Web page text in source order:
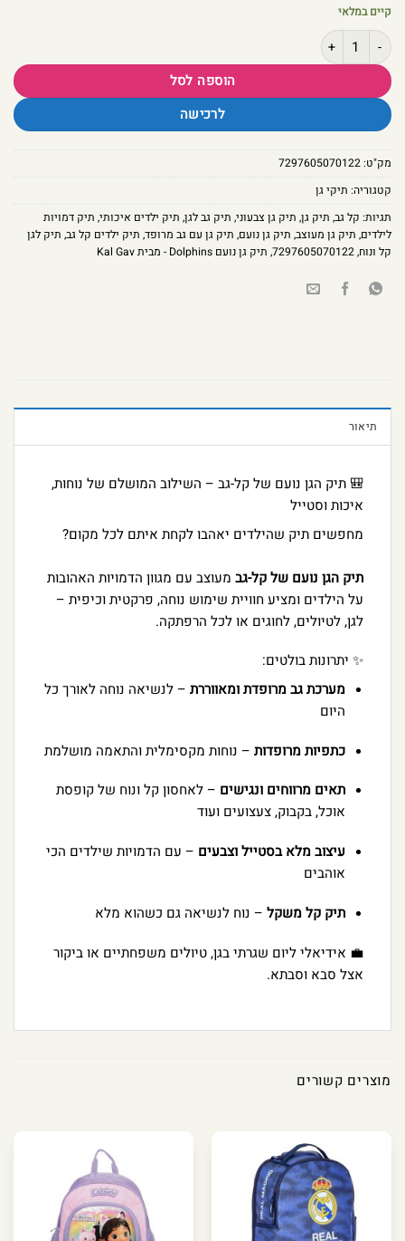
קיים במלאי
כמות של תיק גן נועם Dolphins - מבית Kal Gav
הוספה לסל
לרכישה
מק"ט:7297605070122
קטגוריה: תיקי גן
תגיות: קל גב, תיק גן, תיק גן צבעוני, תיק גב לגן, תיק ילדים איכותי, תיק דמויות
לילדים, תיק גן מעוצב, תיק גן נועם, תיק גן עם גב מרופד, תיק ילדים קל גב, תיק לגן
קל ונוח,
7297605070122
, תיק גן נועם Dolphins - מבית Kal Gav
תיאור
🎒 תיק הגן נועם של קל-גב – השילוב המושלם של נוחות,
איכות וסטייל
מחפשים תיק שהילדים יאהבו לקחת איתם לכל מקום?
תיק הגן נועם של קל-גב מעוצב עם מגוון הדמויות האהובות
על הילדים ומציע חוויית שימוש נוחה, פרקטית וכיפית –
לגן, לטיולים, לחוגים או לכל הרפתקה.
✨ יתרונות בולטים:
מערכת גב מרופדת ומאווררת– לנשיאה נוחה לאורך כל
היום
כתפיות מרופדות– נוחות מקסימלית והתאמה מושלמת
תאים מרווחים ונגישים – לאחסון קל ונוח של קופסת
אוכל, בקבוק, צעצועים ועוד
עיצוב מלא בסטייל וצבעים – עם הדמויות שילדים הכי
אוהבים
תיק קל משקל– נוח לנשיאה גם כשהוא מלא
💼 אידיאלי ליום שגרתי בגן, טיולים משפחתיים או ביקור
אצל סבא וסבתא.
מוצרים קשורים